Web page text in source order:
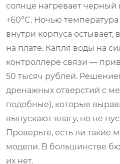
солнце нагревает черный
+60°C. Ночью температура
внутри корпуса остывает,
на плате. Капля воды на
контроллере связи —
50 тысяч рублей.
дренажных отверстий с
подобные), которые
выпускают влагу, но не
Проверьте, есть ли
модели. В большинстве
их нет.